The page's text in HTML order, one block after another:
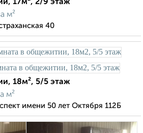
17м², 2/9 этаж
м²
40
18м², 5/5 этаж
м²
имени 50 лет Октября 112Б